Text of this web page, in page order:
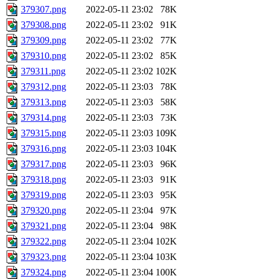
379307.png
2022-05-11 23:02
78K
379308.png
2022-05-11 23:02
91K
379309.png
2022-05-11 23:02
77K
379310.png
2022-05-11 23:02
85K
379311.png
2022-05-11 23:02 102K
379312.png
2022-05-11 23:03
78K
379313.png
2022-05-11 23:03
58K
379314.png
2022-05-11 23:03
73K
379315.png
2022-05-11 23:03 109K
379316.png
2022-05-11 23:03 104K
379317.png
2022-05-11 23:03
96K
379318.png
2022-05-11 23:03
91K
379319.png
2022-05-11 23:03
95K
379320.png
2022-05-11 23:04
97K
379321.png
2022-05-11 23:04
98K
379322.png
2022-05-11 23:04 102K
379323.png
2022-05-11 23:04 103K
379324.png
2022-05-11 23:04 100K